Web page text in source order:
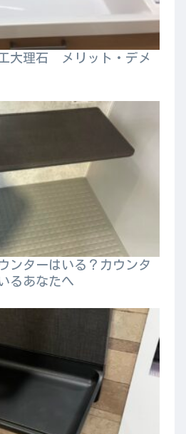
大理石 メリット・デメ
ンターはいる？カウンタ
るあなたへ